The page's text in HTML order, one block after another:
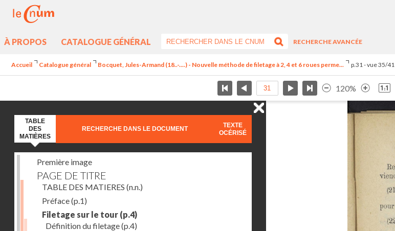
À PROPOS CATALOGUE GÉNÉRAL
RECHERCHE AVANCÉE
Accueil Catalogue général Bocquet, Jules-Armand (18..-....) - Nouvelle méthode de filetage à 2, 4 et 6 roues perme... p.31 - vue 35/41
120%
TABLE
DES
MATIÈRES
RECHERCHE DANS LE DOCUMENT
TEXTE
OCÉRISÉ
Première image
PAGE DE TITRE
TABLE DES MATIERES (n.n.)
Préface(p.1)
Filetage sur le tour (p.4)
Définition du filetage(p.4)